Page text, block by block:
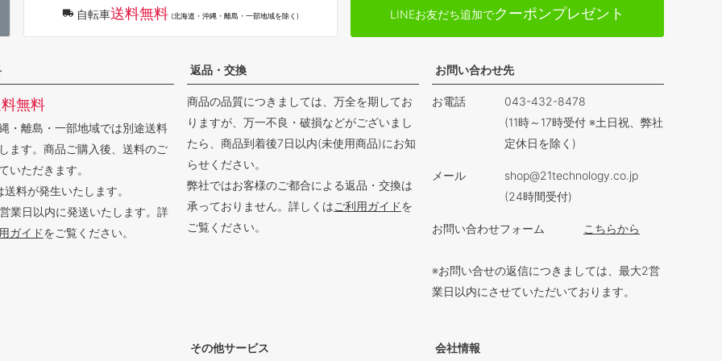
自転車送料無料(北海道・沖縄・離島・一部地域を除く) LINEお友だち追加でクーポンプレゼント
無料
・離島・一部地域では別途送料
ます。商品ご購入後、送料のご
いただきます。
料が発生いたします。
業日以内に発送いたします。詳
ガイドをご覧ください。
返品・交換
商品の品質につきましては、万全を期してお
りますが、万一不良・破損などがございまし
たら、商品到着後7日以内(未使用商品)にお知
らせください。
弊社ではお客様のご都合による返品・交換は
承っておりません。詳しくはご利用ガイドを
ご覧ください。
お問い合わせ先
お電話
043-432-8478
(11時～17時受付 ※土日祝、弊社
定休日を除く)
メール
shop@21technology.co.jp
(24時間受付)
お問い合わせフォーム こちらから
※お問い合せの返信につきましては、最大2営
業日以内にさせていただいております。
その他サービス 会社情報